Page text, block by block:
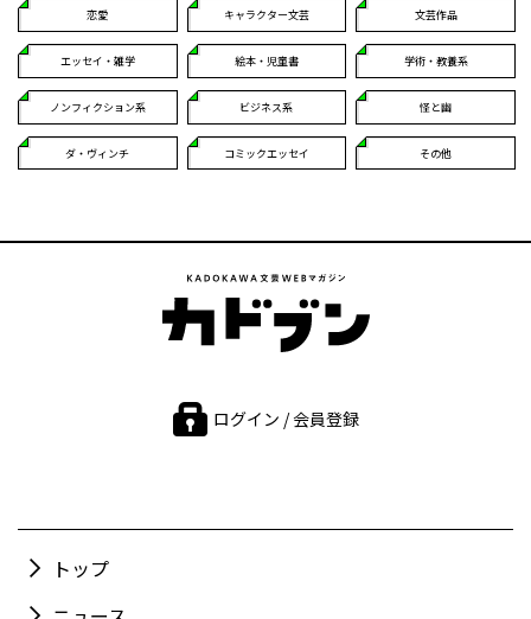
恋愛 キャラクター文芸 文芸作品
エッセイ・雑学 絵本・児童書 学術・教養系
ノンフィクション系 ビジネス系 怪と幽
ダ・ヴィンチ コミックエッセイ その他
ログイン / 会員登録
トップ